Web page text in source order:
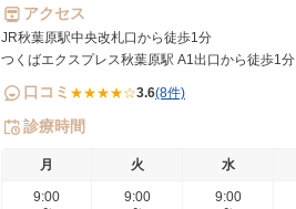
アクセス
JR秋葉原駅中央改札口から徒歩1分
つくばエクスプレス秋葉原駅 A1出口から徒歩1分
口コミ ★★★★☆3.6(8件)
診療時間
月 火 水
9:00
9:00
9:00